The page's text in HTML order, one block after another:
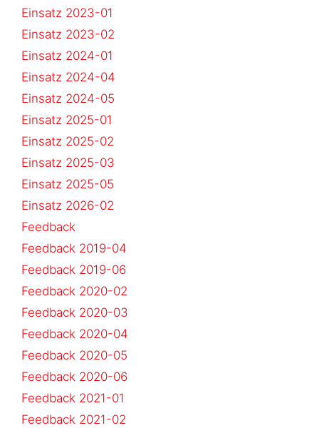
Einsatz 2023-01
Einsatz 2023-02
Einsatz 2024-01
Einsatz 2024-04
Einsatz 2024-05
Einsatz 2025-01
Einsatz 2025-02
Einsatz 2025-03
Einsatz 2025-05
Einsatz 2026-02
Feedback
Feedback 2019-04
Feedback 2019-06
Feedback 2020-02
Feedback 2020-03
Feedback 2020-04
Feedback 2020-05
Feedback 2020-06
Feedback 2021-01
Feedback 2021-02